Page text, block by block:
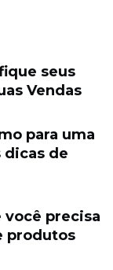
seus
Vendas
para uma
dicas de
você precisa
produtos